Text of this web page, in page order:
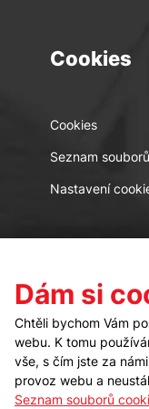
Cookies
Cookies
Seznam
Nastavení
Kontakt
Dám si
Chtěli bychom Vám
webu. K tomu
vše, s čím jste za
provoz webu a
Seznam souborů